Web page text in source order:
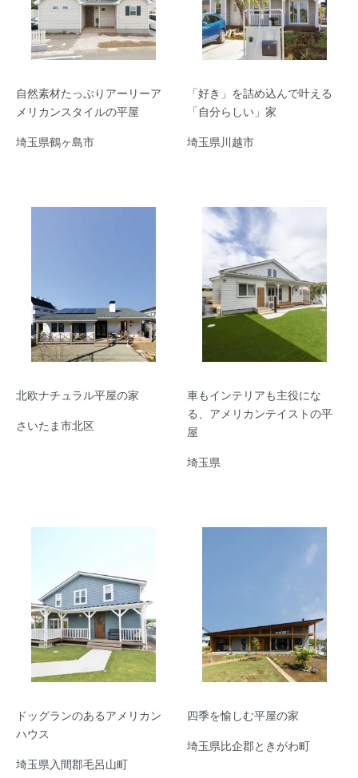
自然素材たっぷりアーリーア
メリカンスタイルの平屋
埼玉県鶴ヶ島市
「好き」を詰め込んで叶える
「自分らしい」家
埼玉県川越市
北欧ナチュラル平屋の家
さいたま市北区
車もインテリアも主役にな
る、アメリカンテイストの平
屋
埼玉県
ドッグランのあるアメリカン
ハウス
埼玉県入間郡毛呂山町
四季を愉しむ平屋の家
埼玉県比企郡ときがわ町